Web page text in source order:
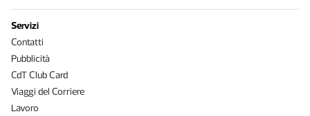
Servizi
Contatti
Pubblicità
CdT Club Card
Viaggi del Corriere
Lavoro